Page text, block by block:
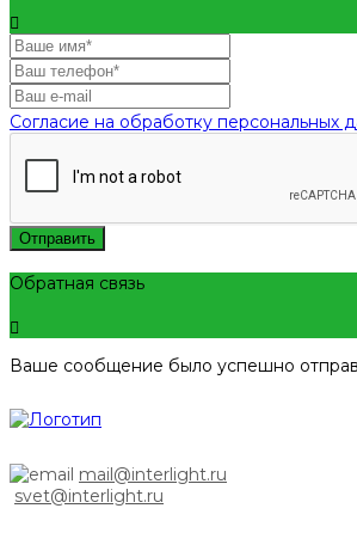
Согласие на обработку персональных
Отправить
Обратная связь
Ваше сообщение было успешно
mail@interlight.ru
svet@interlight.ru